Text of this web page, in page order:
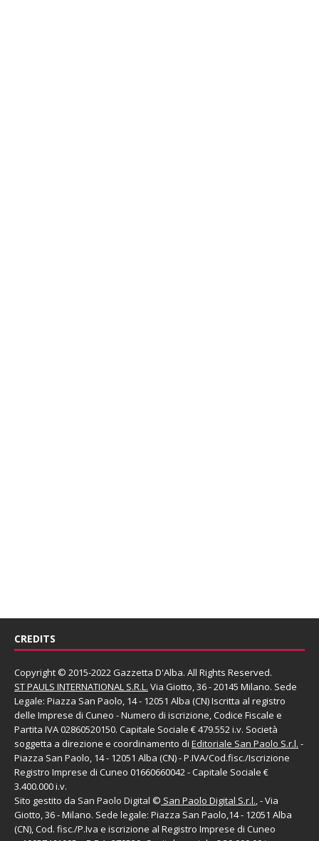
CREDITS
Copyright © 2015-2022 Gazzetta D'Alba. All Rights Reserved.
ST PAULS INTERNATIONAL S.R.L. Via Giotto, 36 - 20145 Milano. Sede
Legale: Piazza San Paolo, 14 - 12051 Alba (CN) Iscritta al registro
delle Imprese di Cuneo - Numero di iscrizione, Codice Fiscale e
Partita IVA 02860520150. Capitale Sociale € 479.552 i.v. Società
soggetta a direzione e coordinamento di Editoriale San Paolo S.r.l. -
Piazza San Paolo, 14 - 12051 Alba (CN) - P.IVA/Cod.fisc./Iscrizione
Registro Imprese di Cuneo 01660660042 - Capitale Sociale €
3.400.000 i.v.
Sito gestito da San Paolo Digital © San Paolo Digital S.r.l., - Via
Giotto, 36 - Milano. Sede legale: Piazza San Paolo,14 - 12051 Alba
(CN), Cod. fisc./P.Iva e iscrizione al Registro Imprese di Cuneo